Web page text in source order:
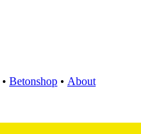
• Betonshop • About